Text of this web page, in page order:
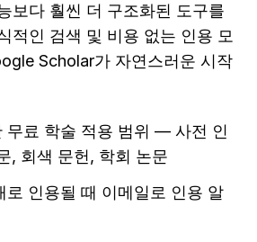
보다 훨씬 더 구조화된 도구를
적인 검색 및 비용 없는 인용 모
Scholar가 자연스러운 시작
무료 학술 적용 범위 — 사전 인
, 회색 문헌, 학회 논문
로 인용될 때 이메일로 인용 알